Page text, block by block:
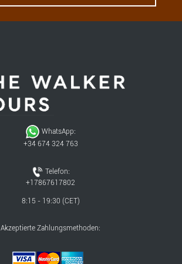
WhatsApp:
+34 674 324 763
Telefon:
+17867617802
8:15 - 19:30 (CET)
Akzeptierte Zahlungsmethoden: